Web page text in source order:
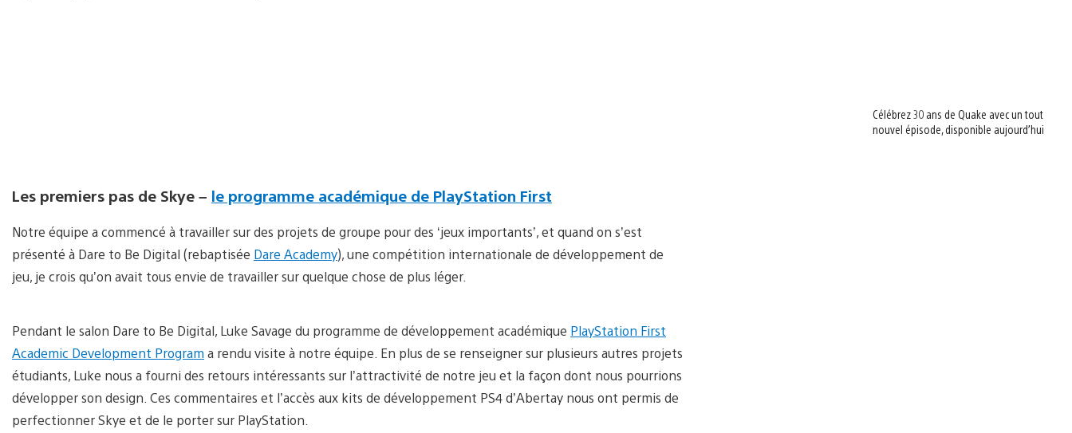
Les premiers pas de Skye – le programme académique de PlayStation First
Notre équipe a commencé à travailler sur des projets de groupe pour des ‘jeux importants’, et quand on s’est
présenté à Dare to Be Digital (rebaptisée Dare Academy), une compétition internationale de développement de
jeu, je crois qu’on avait tous envie de travailler sur quelque chose de plus léger.
Pendant le salon Dare to Be Digital, Luke Savage du programme de développement académique PlayStation First
Academic Development Program a rendu visite à notre équipe. En plus de se renseigner sur plusieurs autres projets
étudiants, Luke nous a fourni des retours intéressants sur l’attractivité de notre jeu et la façon dont nous pourrions
développer son design. Ces commentaires et l’accès aux kits de développement PS4 d’Abertay nous ont permis de
perfectionner Skye et de le porter sur PlayStation.
Célébrez 30 ans de Quake avec un tout
nouvel épisode, disponible aujourd’hui